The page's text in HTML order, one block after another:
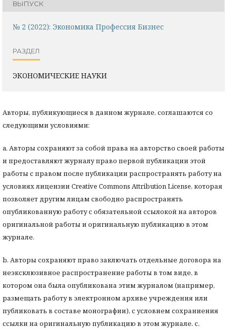
ВЫПУСК
№ 2 (2022): Экономика Профессия Бизнес
РАЗДЕЛ
ЭКОНОМИЧЕСКИЕ НАУКИ
Авторы, публикующиеся в данном журнале, соглашаются со
следующими условиями:
a. Авторы сохраняют за собой права на авторство своей работы
и предоставляют журналу право первой публикации этой
работы с правом после публикации распространять работу на
условиях лицензии Creative Commons Attribution License, которая
позволяет другим лицам свободно распространять
опубликованную работу с обязательной ссылокой на авторов
оригинальной работы и оригинальную публикацию в этом
журнале.
b. Авторы сохраняют право заключать отдельные договора на
неэксклюзивное распространение работы в том виде, в
котором она была опубликована этим журналом (например,
размещать работу в электронном архиве учреждения или
публиковать в составе монографии), с условием сохраниения
ссылки на оригинальную публикацию в этом журнале. с.